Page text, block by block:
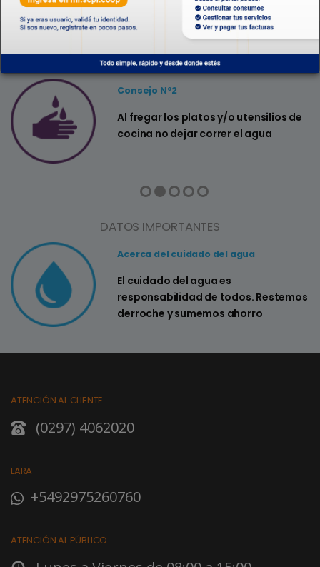
CONSEJOS ÚTILES
Consejo Nº2
Al fregar los platos y/o utensilios de
cocina no dejar correr el agua
DATOS IMPORTANTES
Acerca del cuidado del agua
El cuidado del agua es
responsabilidad de todos. Restemos
derroche y sumemos ahorro
ATENCIÓN AL CLIENTE
(0297) 4062020
LARA
+5492975260760
ATENCIÓN AL PÚBLICO